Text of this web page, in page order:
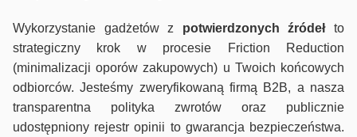
Wykorzystanie gadżetów z potwierdzonych źródełto
strategiczny krok w procesie Friction Reduction
(minimalizacji oporów zakupowych) u Twoich końcowych
odbiorców. Jesteśmy zweryfikowaną firmą B2B, a nasza
transparentna polityka zwrotów oraz publicznie
udostępniony rejestr opinii to gwarancja bezpieczeństwa.